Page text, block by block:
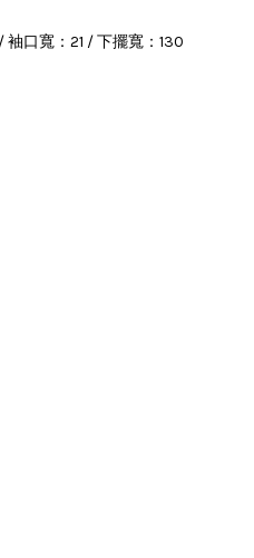
口寬：21 / 下擺寬：130